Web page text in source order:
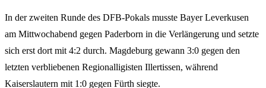
In der zweiten Runde des DFB-Pokals musste Bayer Leverkusen
am Mittwochabend gegen Paderborn in die Verlängerung und setzte
sich erst dort mit 4:2 durch. Magdeburg gewann 3:0 gegen den
letzten verbliebenen Regionalligisten Illertissen, während
Kaiserslautern mit 1:0 gegen Fürth siegte.